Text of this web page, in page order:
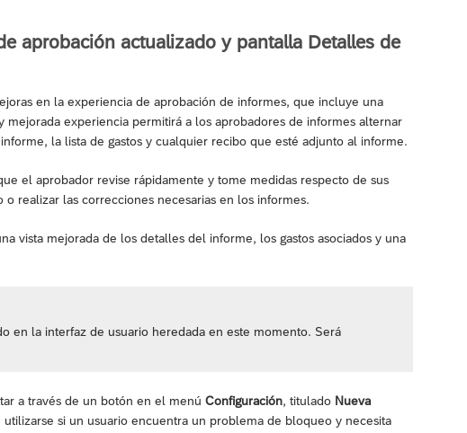
aprobación actualizado y pantalla Detalles de
en la experiencia de aprobación de informes, que incluye una
mejorada experiencia permitirá a los aprobadores de informes alternar
la lista de gastos y cualquier recibo que esté adjunto al informe.
el aprobador revise rápidamente y tome medidas respecto de sus
realizar las correcciones necesarias en los informes.
vista mejorada de los detalles del informe, los gastos asociados y una
en la interfaz de usuario heredada en este momento. Será
a través de un botón en el menú Configuración, titulado Nueva
utilizarse si un usuario encuentra un problema de bloqueo y necesita